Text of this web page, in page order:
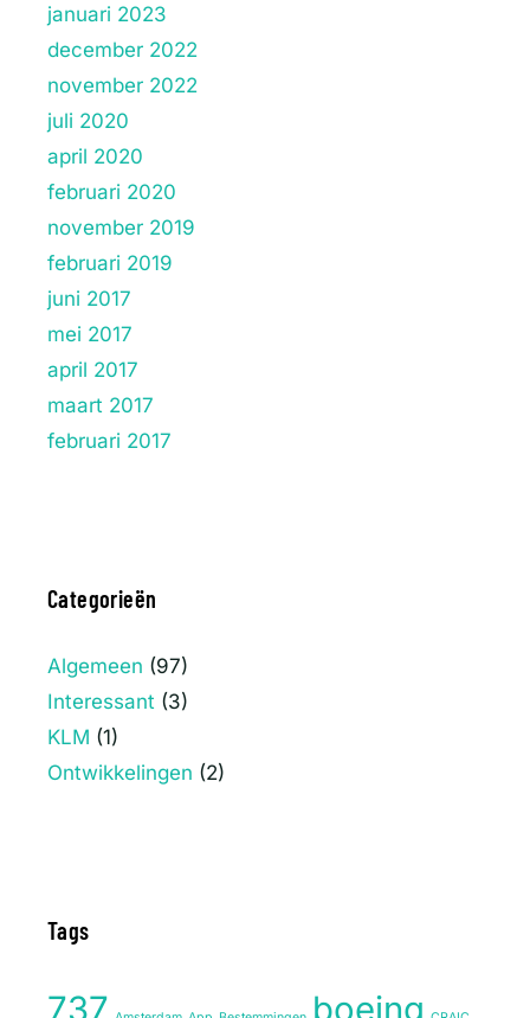
januari 2023
december 2022
november 2022
juli 2020
april 2020
februari 2020
november 2019
februari 2019
juni 2017
mei 2017
april 2017
maart 2017
februari 2017
Categorieën
Algemeen (97)
Interessant (3)
KLM (1)
Ontwikkelingen (2)
Tags
737 boeing